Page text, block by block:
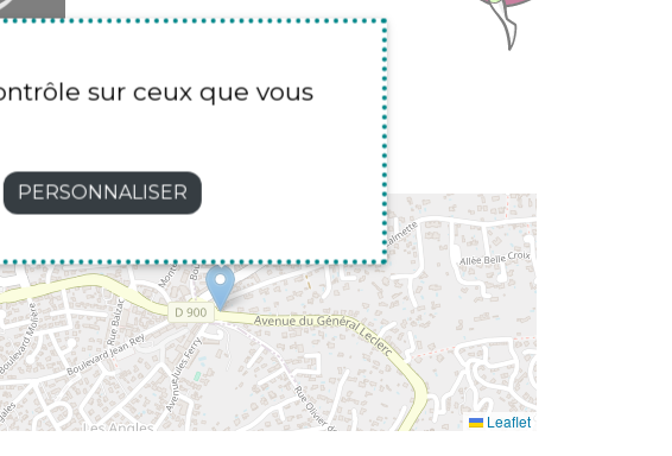
Leaflet
sur ceux que vous
PERSONNALISER